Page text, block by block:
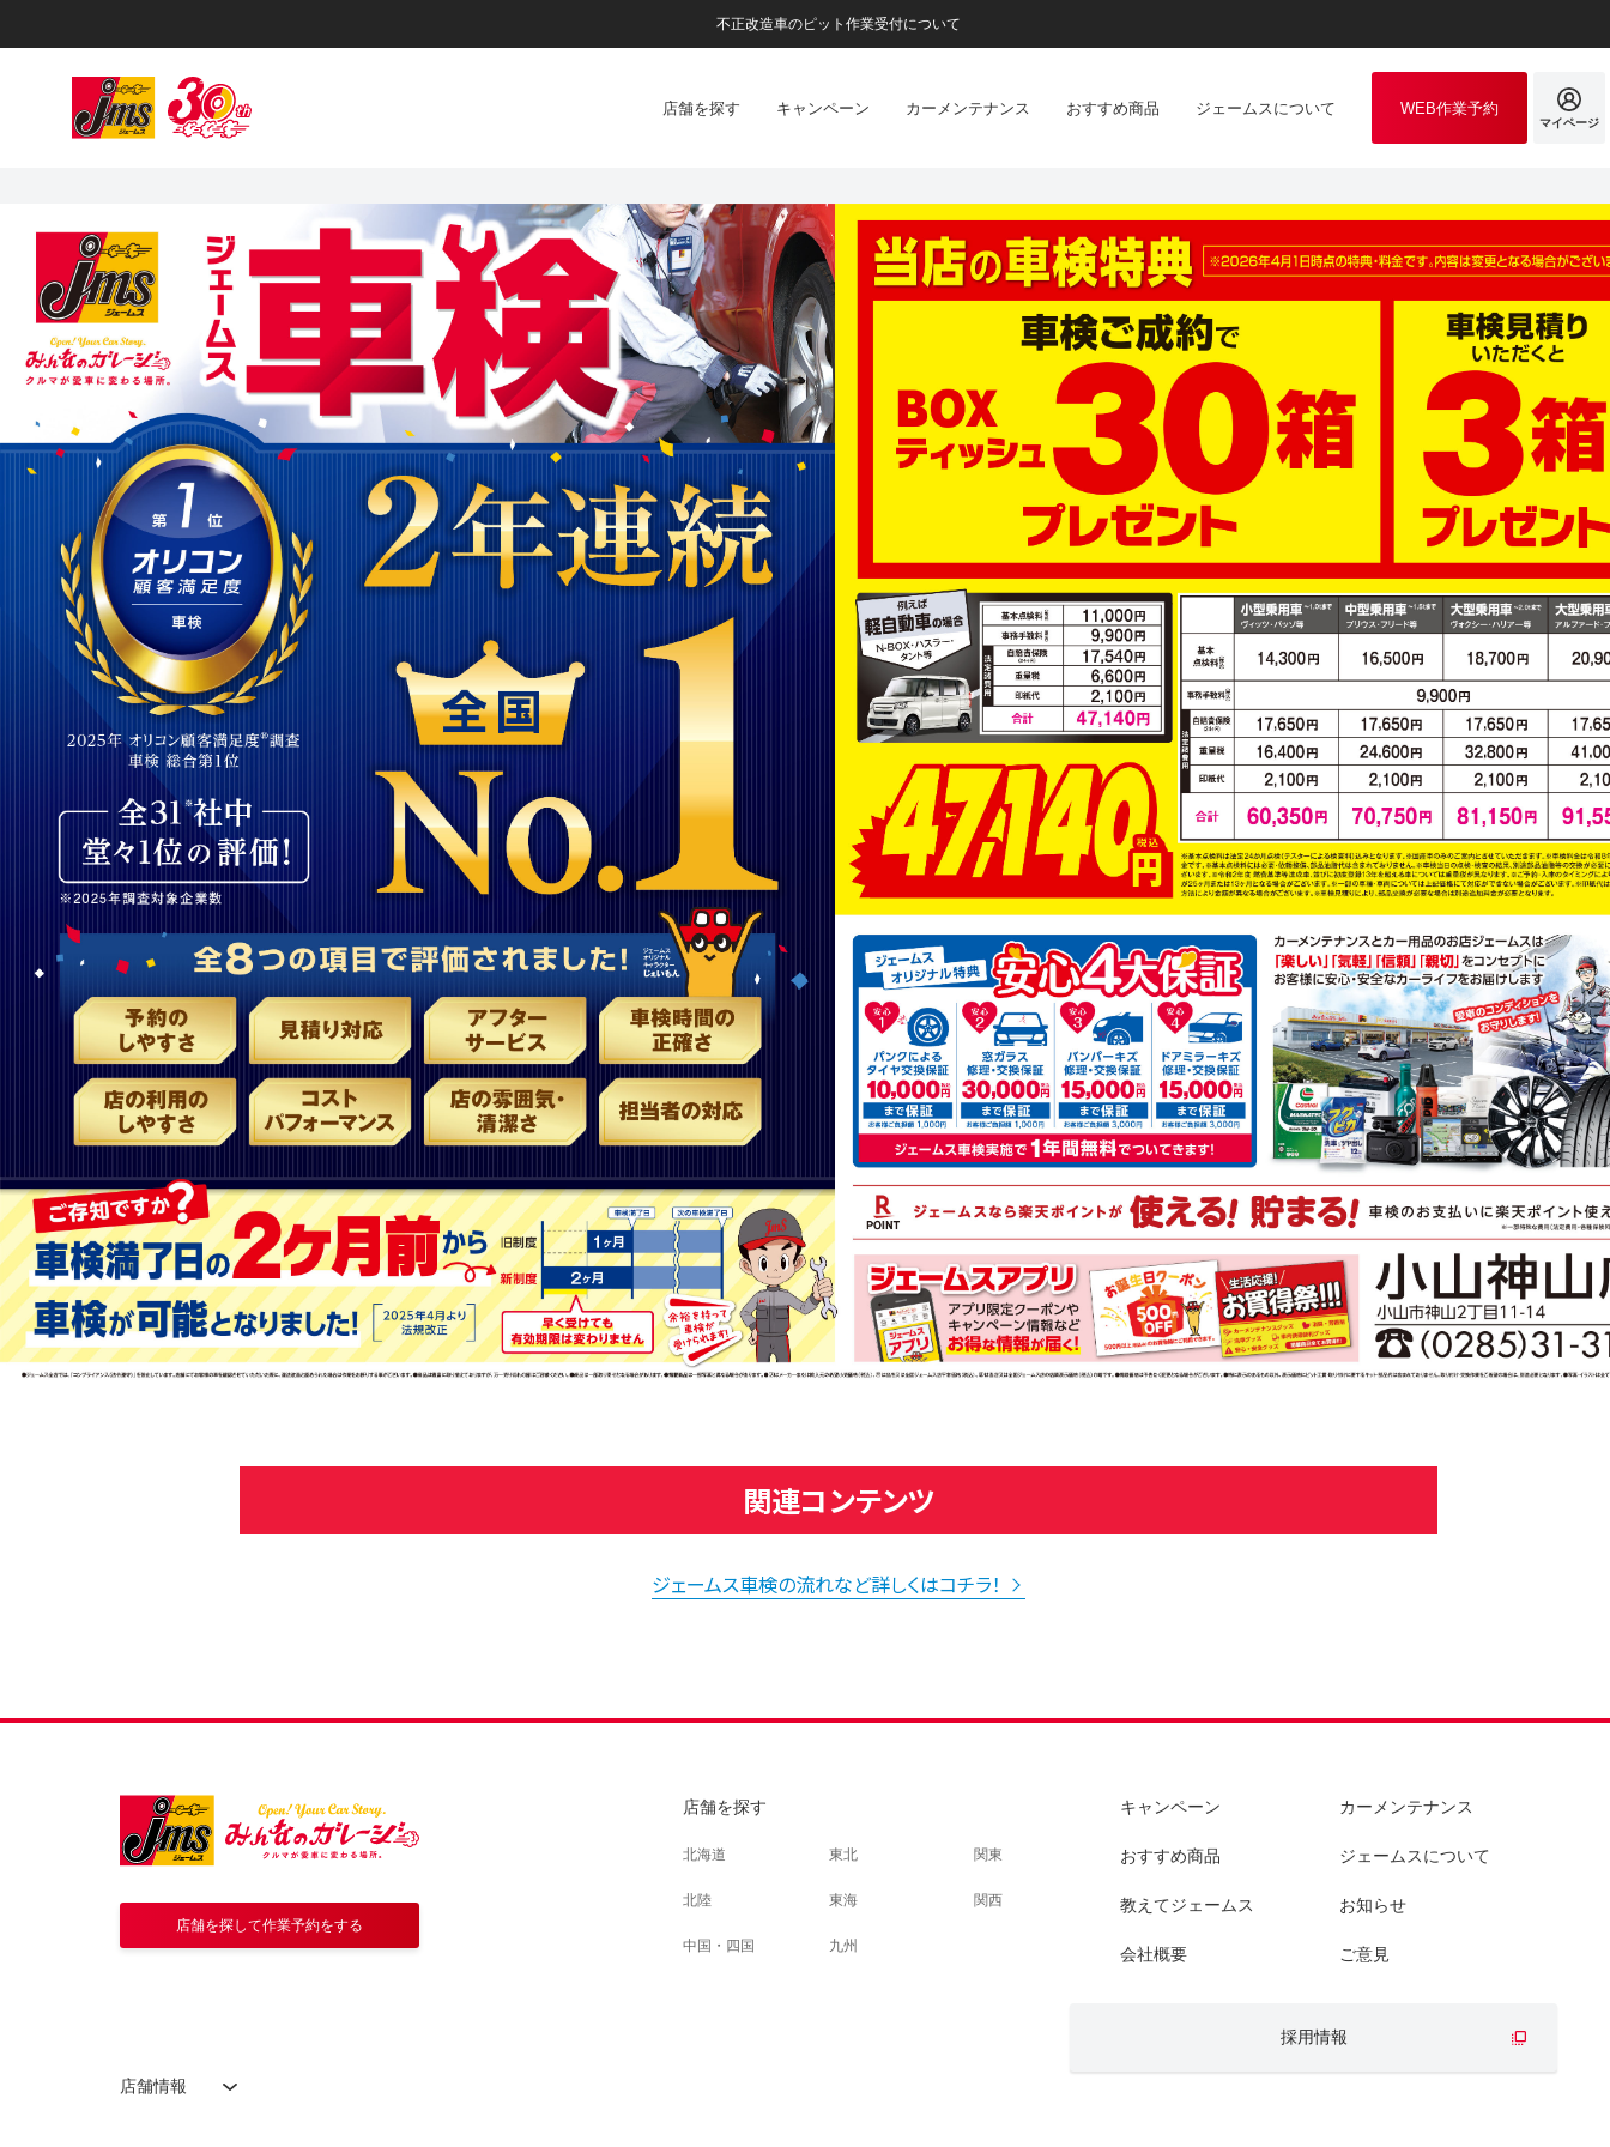
不正改造車のピット作業受付について
店舗を探す キャンペーン カーメンテナンス おすすめ商品 ジェームスについて WEB作業予約
マイページ
関連コンテンツ
ジェームス車検の流れなど詳しくはコチラ！
店舗を探して作業予約をする
店舗を探す
北海道 東北 関東
北陸 東海 関西
中国・四国 九州
キャンペーン カーメンテナンス
おすすめ商品 ジェームスについて
教えてジェームス お知らせ
会社概要 ご意見
採用情報
店舗情報